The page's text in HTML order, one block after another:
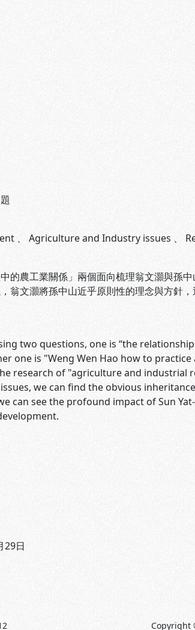
、 Agriculture and Industry issues 、
農工業關係」兩個面向梳理翁文灝與孫中
翁文灝將孫中山近乎原則性的理念與方針
two questions, one is “the relationship
one is "Weng Wen Hao how to practice
research of "agriculture and industrial
we can find the obvious inheritance
can see the profound impact of Sun
29日
Copyright